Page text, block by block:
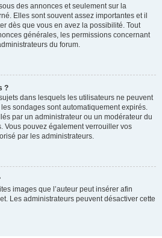
des annonces et seulement sur la
Elles sont souvent assez importantes et il
dès que vous en avez la possibilité. Tout
générales, les permissions concernant
du forum.
?
dans lesquels les utilisateurs ne peuvent
sondages sont automatiquement expirés.
par un administrateur ou un modérateur du
Vous pouvez également verrouiller vos
par les administrateurs.
images que l’auteur peut insérer afin
Les administrateurs peuvent désactiver cette